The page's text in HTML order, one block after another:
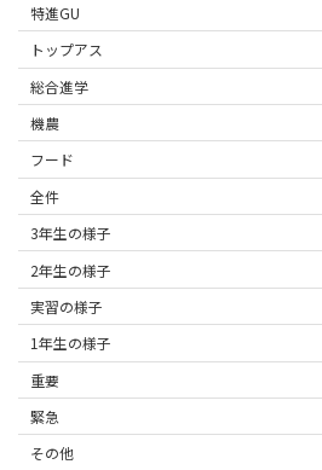
特進GU
トップアス
総合進学
機農
フード
全件
3年生の様子
2年生の様子
実習の様子
1年生の様子
重要
緊急
その他